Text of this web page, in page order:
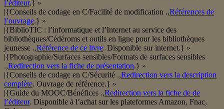
l’éditeur.} »
|{Conseils de codage en C/Facilité de modification .,Références de
l’ouvrage.} »
|{BiblioTIC : l’informatique et l’Internet au service des
bibliothèques/Cédéroms et outils en ligne pour les bibliothèques
jeunesse .,Référence de ce livre. Disponible sur internet.} »
|{Photographie/Surfaces sensibles/Formats de surfaces sensibles
.,Redirection vers la fiche de présentation.} »
|{Conseils de codage en C/Sécurité .,Redirection vers la description
complète. Ouvrage de référence.} »
|{Guide du MOOC/Bénéfices .,Redirection vers la fiche de de
l’éditeur. Disponible à l’achat sur les plateformes Amazon, Fnac,